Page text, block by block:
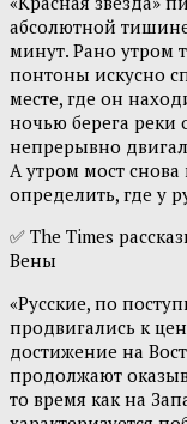
абсолютной
минут. Рано утром
понтоны искусно
месте, где он
ночью берега
непрерывно
А утром мост
определить, где у
✅ The Times
Вены
«Русские, по
продвигались к
достижение на
продолжают
то время как на